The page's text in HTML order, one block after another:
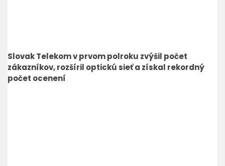
Slovak Telekom v prvom polroku zvýšil počet
zákazníkov, rozšíril optickú sieť a získal rekordný
počet ocenení